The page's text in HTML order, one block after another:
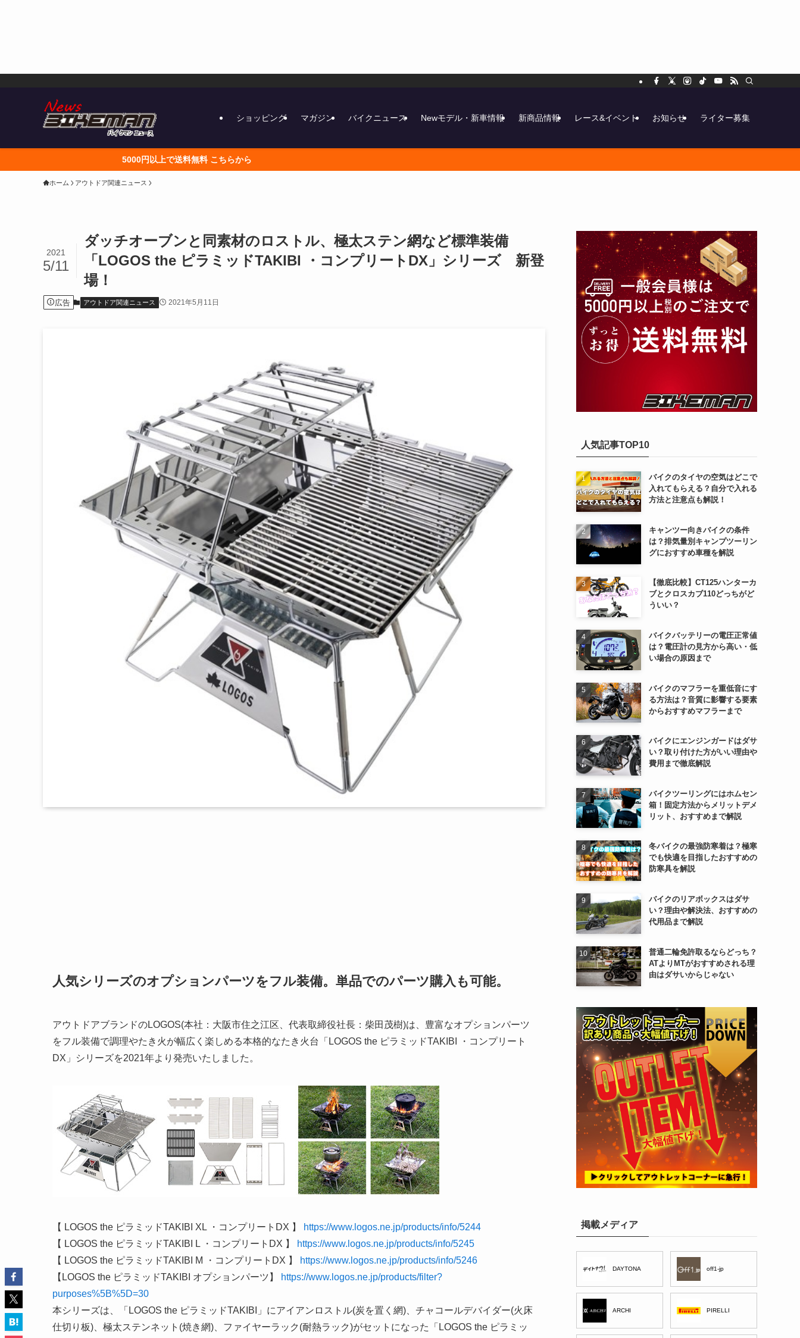
ショッピング マガジン バイクニュース Newモデル・新車情報 新商品情報 レース&イベント お知らせ ライター募集
5000円以上で送料無料 こちらから
ホーム アウトドア関連ニュース
ダッチオーブンと同素材のロストル、極太ステン網など標準装備
「LOGOS the ピラミッドTAKIBI ・コンプリートDX」シリーズ 新登
場！
2021
5/11
広告 アウトドア関連ニュース 2021年5月11日
人気シリーズのオプションパーツをフル装備。単品でのパーツ購入も可能。
アウトドアブランドのLOGOS(本社：大阪市住之江区、代表取締役社長：柴田茂樹)は、豊富なオプションパーツ
をフル装備で調理やたき火が幅広く楽しめる本格的なたき火台「LOGOS the ピラミッドTAKIBI ・コンプリート
DX」シリーズを2021年より発売いたしました。
【 LOGOS the ピラミッドTAKIBI XL ・コンプリートDX 】
https://www.logos.ne.jp/products/info/5244
【 LOGOS the ピラミッドTAKIBI L ・コンプリートDX 】
https://www.logos.ne.jp/products/info/5245
【 LOGOS the ピラミッドTAKIBI M ・コンプリートDX 】
https://www.logos.ne.jp/products/info/5246
【LOGOS the ピラミッドTAKIBI オプションパーツ】
https://www.logos.ne.jp/products/filter?
purposes%5B%5D=30
本シリーズは、「LOGOS the ピラミッドTAKIBI」にアイアンロストル(炭を置く網)、チャコールデバイダー(火床
仕切り板)、極太ステンネット(焼き網)、ファイヤーラック(耐熱ラック)がセットになった「LOGOS the ピラミッ
人気記事TOP10
バイクのタイヤの空気はどこで
入れてもらえる？自分で入れる
方法と注意点も解説！
キャンツー向きバイクの条件
は？排気量別キャンプツーリン
グにおすすめ車種を解説
【徹底比較】CT125ハンターカ
ブとクロスカブ110どっちがど
ういい？
バイクバッテリーの電圧正常値
は？電圧計の見方から高い・低
い場合の原因まで
バイクのマフラーを重低音にす
る方法は？音質に影響する要素
からおすすめマフラーまで
バイクにエンジンガードはダサ
い？取り付けた方がいい理由や
費用まで徹底解説
バイクツーリングにはホムセン
箱！固定方法からメリットデメ
リット、おすすめまで解説
冬バイクの最強防寒着は？極寒
でも快適を目指したおすすめの
防寒具を解説
バイクのリアボックスはダサ
い？理由や解決法、おすすめの
代用品まで解説
普通二輪免許取るならどっち？
ATよりMTがおすすめされる理
由はダサいからじゃない
掲載メディア
DAYTONA off1-jp
ARCHI PIRELLI